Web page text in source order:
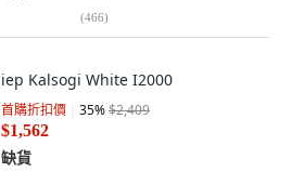
(466)
iep Kalsogi White I2000
首購折扣價 35%$2,409
$1,562
缺貨